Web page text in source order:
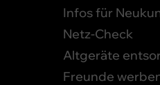
Infos für
Netz-Check
Altgeräte
Freunde